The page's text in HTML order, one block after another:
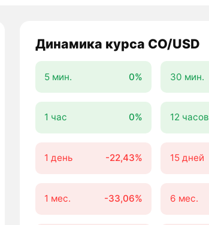
Динамика курса CO/USD
5 мин. 0% 30 мин.
1 час 0% 12 часов
1 день -22,43% 15 дней
1 мес. -33,06% 6 мес.